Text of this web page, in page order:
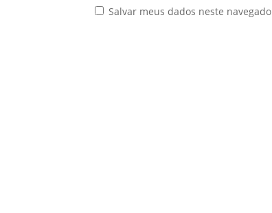
Salvar meus dados neste